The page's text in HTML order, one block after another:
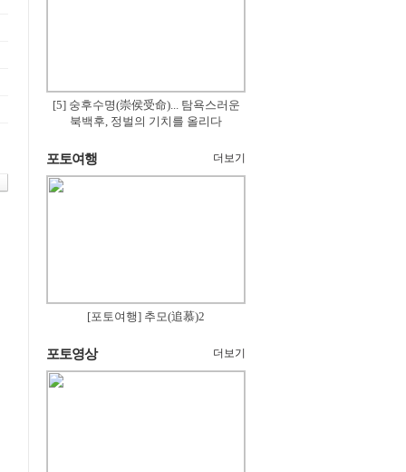
[5] 숭후수명(崇侯受命)... 탐욕스러운
북백후, 정벌의 기치를 올리다
포토여행 더보기
[포토여행] 추모(追慕)2
포토영상 더보기